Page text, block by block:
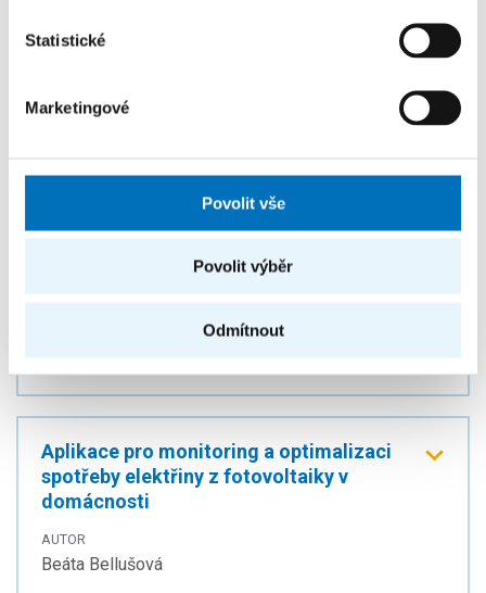
Statistické
Marketingové
Povolit vše
Povolit výběr
Odmítnout
TYP
Vojtěch Doležal
Aplikace pro monitoring a optimalizaci
spotřeby elektřiny z fotovoltaiky v
domácnosti
AUTOR
Beáta Bellušová